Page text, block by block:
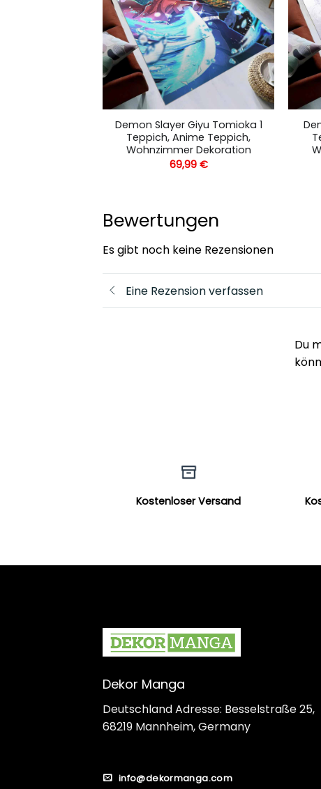
Demon Slayer Giyu Tomioka 1
Teppich, Anime Teppich,
Wohnzimmer Dekoration
69,99 €
Bewertungen
Es gibt noch keine Rezensionen
Eine Rezension verfassen
Du
Kostenloser Versand
Dekor Manga
Deutschland Adresse: Besselstraße 25,
68219 Mannheim, Germany
info@dekormanga.com